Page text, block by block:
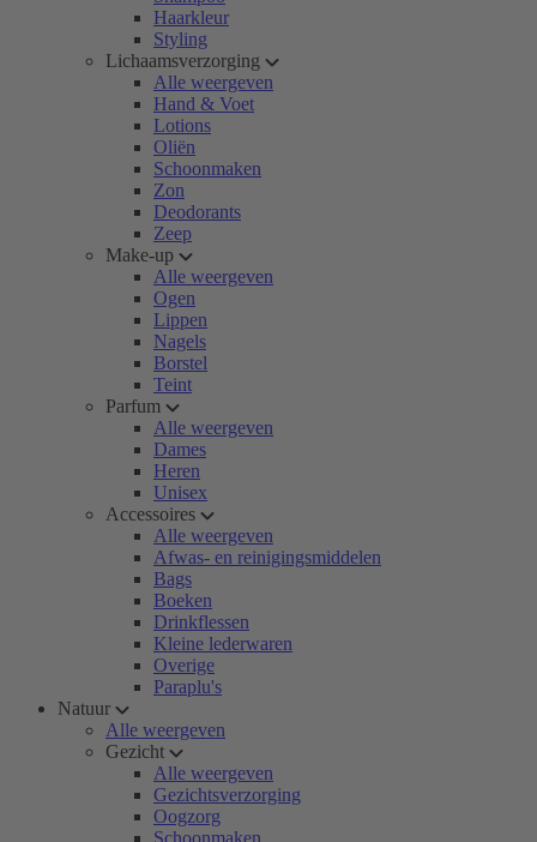
Haarkleur
Styling
Lichaamsverzorging
Alle weergeven
Hand & Voet
Lotions
Oliën
Schoonmaken
Zon
Deodorants
Zeep
Make-up
Alle weergeven
Ogen
Lippen
Nagels
Borstel
Teint
Parfum
Alle weergeven
Dames
Heren
Unisex
Accessoires
Alle weergeven
Afwas- en reinigingsmiddelen
Bags
Boeken
Drinkflessen
Kleine lederwaren
Overige
Paraplu's
Natuur
Alle weergeven
Gezicht
Alle weergeven
Gezichtsverzorging
Oogzorg
Schoonmaken